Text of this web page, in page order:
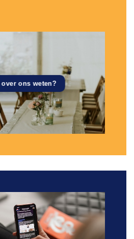
over ons weten?